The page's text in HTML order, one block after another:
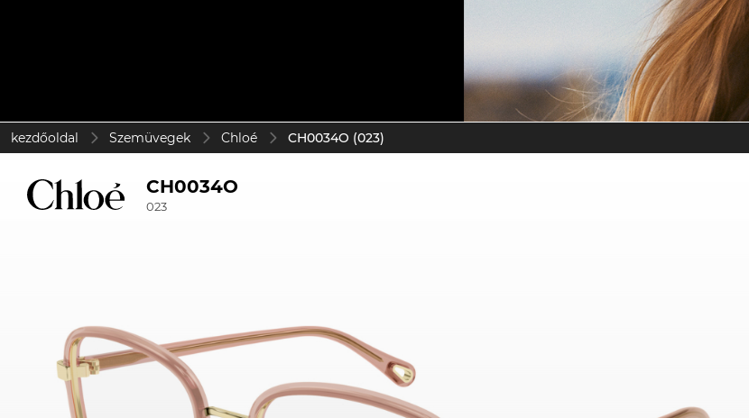
kezdőoldal Szemüvegek Chloé CH0034O (023)
CH0034O
023